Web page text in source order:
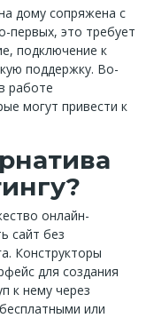
дому сопряжена с
первых, это требует
подключение к
поддержку. Во-
работе
могут привести к
онлайн-
сайт без
Конструкторы
для создания
к нему через
или